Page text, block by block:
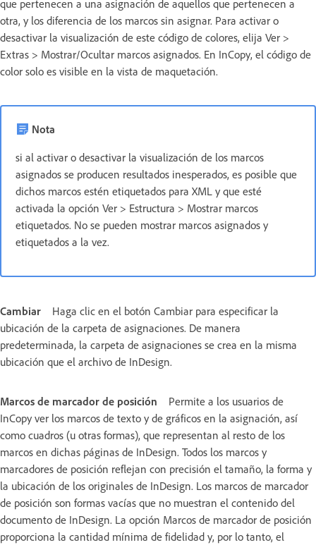
que pertenecen a una asignación de aquellos que pertenecen a
otra, y los diferencia de los marcos sin asignar. Para activar o
desactivar la visualización de este código de colores, elija Ver >
Extras > Mostrar/Ocultar marcos asignados. En InCopy, el código de
color solo es visible en la vista de maquetación.
Nota
si al activar o desactivar la visualización de los marcos
asignados se producen resultados inesperados, es posible que
dichos marcos estén etiquetados para XML y que esté
activada la opción Ver > Estructura > Mostrar marcos
etiquetados. No se pueden mostrar marcos asignados y
etiquetados a la vez.
Cambiar
Haga clic en el botón Cambiar para especificar la
ubicación de la carpeta de asignaciones. De manera
predeterminada, la carpeta de asignaciones se crea en la misma
ubicación que el archivo de InDesign.
Marcos de marcador de posición
Permite a los usuarios de
InCopy ver los marcos de texto y de gráficos en la asignación, así
como cuadros (u otras formas), que representan al resto de los
marcos en dichas páginas de InDesign. Todos los marcos y
marcadores de posición reflejan con precisión el tamaño, la forma y
la ubicación de los originales de InDesign. Los marcos de marcador
de posición son formas vacías que no muestran el contenido del
documento de InDesign. La opción Marcos de marcador de posición
proporciona la cantidad mínima de fidelidad y, por lo tanto, el